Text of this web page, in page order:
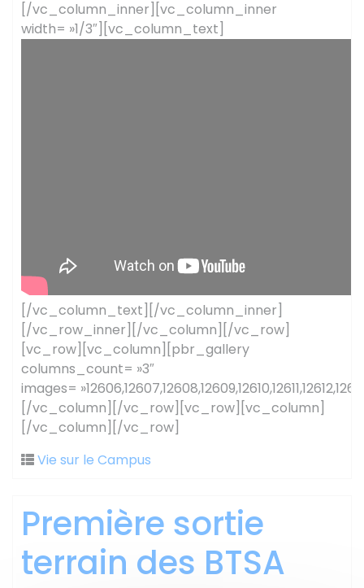
[/vc_column_inner][vc_column_inner
width= »1/3″][vc_column_text]
[/vc_column_text][/vc_column_inner]
[/vc_row_inner][/vc_column][/vc_row]
[vc_row][vc_column][pbr_gallery
columns_count= »3″
images=
[/vc_column][/vc_row][vc_row][vc_column]
[/vc_column][/vc_row]
Vie sur le Campus
Première sortie
terrain des BTSA